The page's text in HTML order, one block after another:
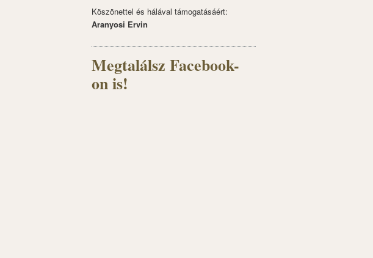
Köszönettel és hálával támogatásáért:
Aranyosi Ervin
Megtalálsz Facebook-
on is!